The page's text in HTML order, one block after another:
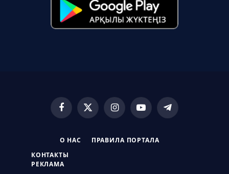
Facebook
X
InstagramYouTubeTelegram
О НАС ПРАВИЛА ПОРТАЛА
КОНТАКТЫ
РЕКЛАМА